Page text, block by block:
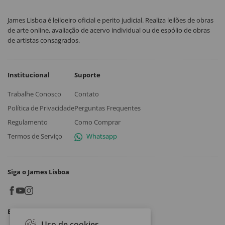
James Lisboa é leiloeiro oficial e perito judicial. Realiza leilões de obras
de arte online, avaliação de acervo individual ou de espólio de obras
de artistas consagrados.
Institucional
Trabalhe Conosco
Política de Privacidade
Regulamento
Termos de Serviço
Suporte
Contato
Perguntas Frequentes
Como Comprar
Whatsapp
Siga o James Lisboa
Baixe o App